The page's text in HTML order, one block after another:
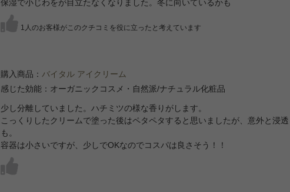
保湿で小じわをが目立たなくなりました。冬に向いているかも
1人のお客様がこのクチコミを役に立ったと考えています
購入商品： バイタル アイクリーム
感じた効能：オーガニックコスメ・自然派/ナチュラル化粧品
少し分離していました。ハチミツの様な香りがします。
こっくりしたクリームで塗った後はペタペタすると思いましたが、意外と浸
も。
容器は小さいですが、少しでOKなのでコスパは良さそう！！